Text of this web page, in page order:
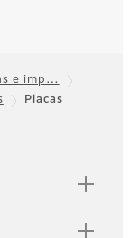
e imp…
Placas